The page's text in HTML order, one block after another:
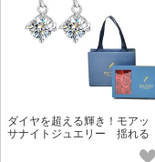
ダイヤを超える輝き！モアッ
サナイトジュエリー 揺れる
ピアス （ ローズギフトBOX・